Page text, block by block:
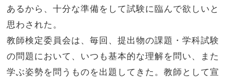
あるから、十分な準備をして試験に臨んで欲しいと
思わされた。
教師検定委員会は、毎回、提出物の課題・学科試験
の問題において、いつも基本的な理解を問い、また
学ぶ姿勢を問うものを出題してきた。教師として宣